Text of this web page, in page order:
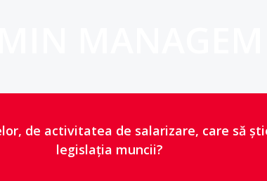
de activitatea de salarizare, care să
legislația muncii?